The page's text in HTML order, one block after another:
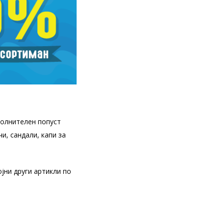
попуст
сандали, капи за
други артикли по